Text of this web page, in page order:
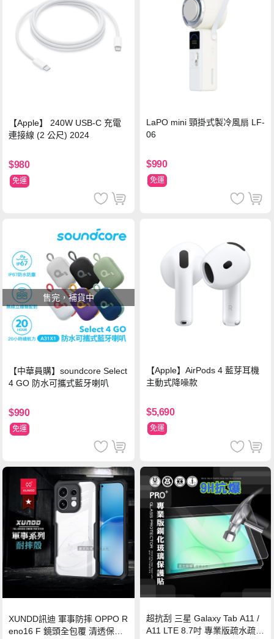
【Apple】 240W USB-C 充電
連接線 (2 公尺) 2024
$980
免運
LaPO mini 頸掛式製冷風扇 LF-
06
$990
免運
售完，補貨中
【中華員購】soundcore Select
4 GO 防水可攜式藍牙喇叭
$990
免運
【Apple】AirPods 4 藍芽耳機
主動式降噪款
$5,690
免運
XUNDD訊迪 軍事防摔 OPPO R
eno16 F 鏡頭全包覆 清透保護
超抗刮 三星 Galaxy Tab A11 /
A11 LTE 8.7吋 專業版疏水疏油